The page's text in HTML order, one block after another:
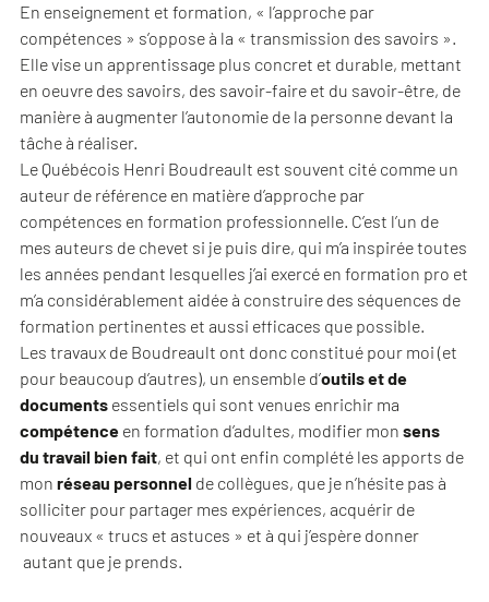
En enseignement et formation, « l’approche par
compétences » s’oppose à la « transmission des savoirs ».
Elle vise un apprentissage plus concret et durable, mettant
en oeuvre des savoirs, des savoir-faire et du savoir-être, de
manière à augmenter l’autonomie de la personne devant la
tâche à réaliser.
Le Québécois Henri Boudreault est souvent cité comme un
auteur de référence en matière d’approche par
compétences en formation professionnelle. C’est l’un de
mes auteurs de chevet si je puis dire, qui m’a inspirée toutes
les années pendant lesquelles j’ai exercé en formation pro et
m’a considérablement aidée à construire des séquences de
formation pertinentes et aussi efficaces que possible.
Les travaux de Boudreault ont donc constitué pour moi (et
pour beaucoup d’autres), un ensemble d’outils et de
documents essentiels qui sont venues enrichir ma
compétence en formation d’adultes, modifier mon sens
du travail bien fait, et qui ont enfin complété les apports de
mon réseau personnel de collègues, que je n’hésite pas à
solliciter pour partager mes expériences, acquérir de
nouveaux « trucs et astuces » et à qui j’espère donner
autant que je prends.